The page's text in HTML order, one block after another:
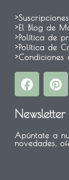
>Suscripciones
>El Blog de
>Política de
>Política de
>Condiciones
F
a
e
o
o
P
i
t
r
e
Newsletter
Apúntate a
novedades,